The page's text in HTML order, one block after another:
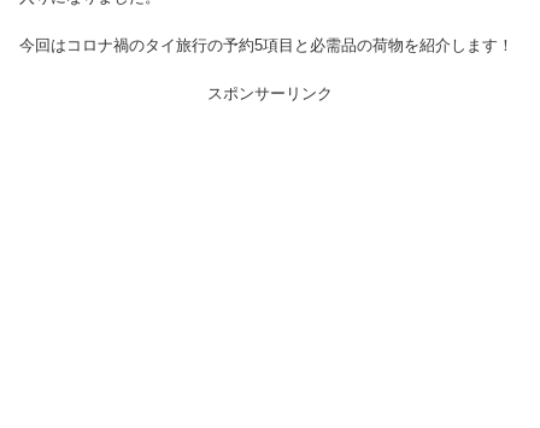
今回はコロナ禍のタイ旅行の予約5項目と必需品の荷物を紹介します！
スポンサーリンク